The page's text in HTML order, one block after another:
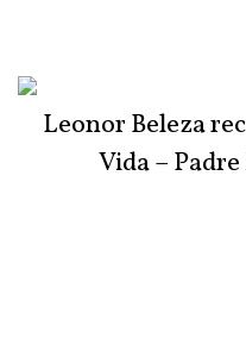
Leonor Beleza
Vida –